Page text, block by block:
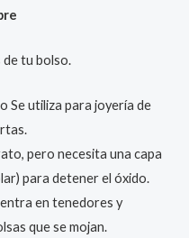
de tu bolso.
Se utiliza para joyería de
pero necesita una capa
para detener el óxido.
en tenedores y
que se mojan.